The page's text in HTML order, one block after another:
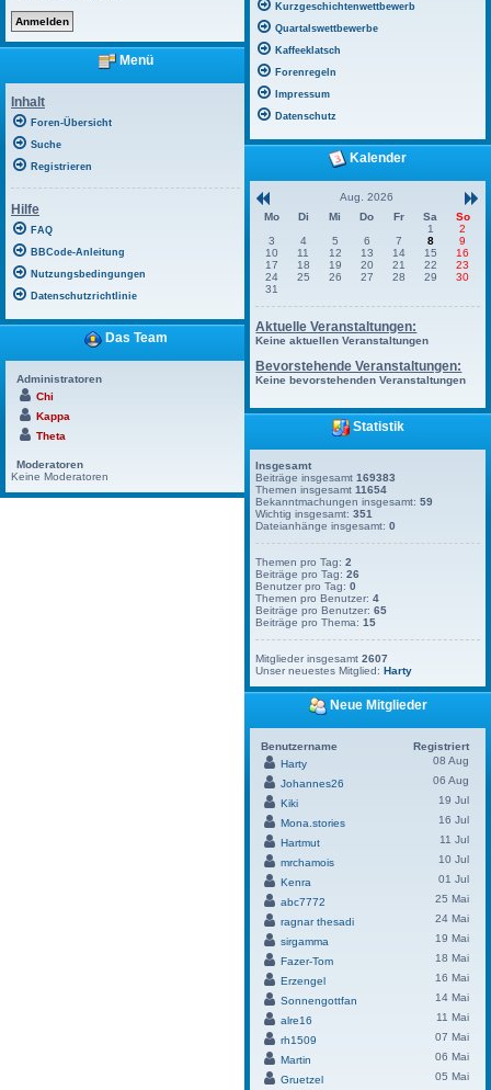
Menü
Inhalt
Foren-Übersicht
Suche
Registrieren
Hilfe
FAQ
BBCode-Anleitung
Nutzungsbedingungen
Datenschutzrichtlinie
Das Team
Administratoren
Chi
Kappa
Theta
Moderatoren
Keine Moderatoren
Kurzgeschichtenwettbewerb
Quartalswettbewerbe
Kaffeeklatsch
Forenregeln
Impressum
Datenschutz
Kalender
Aug. 2026
Mo
Di Mi Do Fr Sa
So
1
2
3
4 5 6 7 8
9
10
11 12 13 14 15
16
17
18 19 20 21 22
23
24
25 26 27 28 29
30
31
Aktuelle Veranstaltungen:
Keine aktuellen Veranstaltungen
Bevorstehende Veranstaltungen:
Keine bevorstehenden Veranstaltungen
Statistik
Insgesamt
Beiträge insgesamt169383
Themen insgesamt11654
Bekanntmachungen insgesamt:59
Wichtig insgesamt:351
Dateianhänge insgesamt:0
Themen pro Tag:2
Beiträge pro Tag:26
Benutzer pro Tag:0
Themen pro Benutzer:4
Beiträge pro Benutzer:65
Beiträge pro Thema:15
Mitglieder insgesamt2607
Unser neuestes Mitglied:Harty
Neue Mitglieder
Benutzername
Registriert
Harty
08 Aug
Johannes26
06 Aug
Kiki
19 Jul
Mona.stories
16 Jul
Hartmut
11 Jul
mrchamois
10 Jul
Kenra
01 Jul
abc7772
25 Mai
ragnar thesadi
24 Mai
sirgamma
19 Mai
Fazer-Tom
18 Mai
Erzengel
16 Mai
Sonnengottfan
14 Mai
alre16
11 Mai
rh1509
07 Mai
Martin
06 Mai
Gruetzel
05 Mai